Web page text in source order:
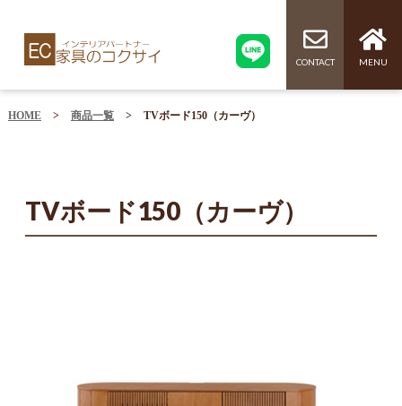
CONTACT MENU
HOME > 商品一覧 > TVボード150（カーヴ）
TVボード150（カーヴ）